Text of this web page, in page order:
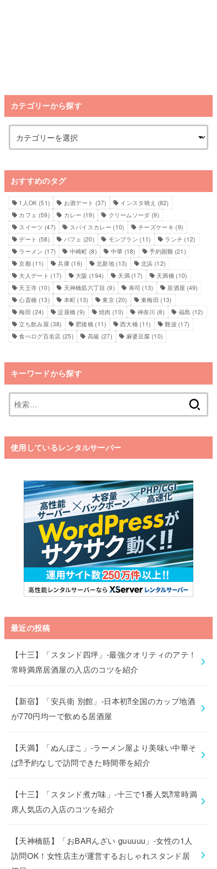
カテゴリーから探す
おすすめのタグ
1人OK (51) お酒デート (37) インスタ映え (82)
カフェ (59) カレー (19) クリームソーダ (9)
スイーツ (47) スパイスカレー (10) チーズケーキ (9)
デート (58) パフェ (20) モンブラン (11) ランチ (12)
ラーメン (17) 中崎町 (8) 中華 (18) 予約困難 (21)
京都 (11) 兵庫(16) 北新地(13) 北浜 (12)
大人デート (17) 大阪 (194) 天満(17) 天満橋(10)
天王寺 (10) 天神橋筋六丁目 (9) 寿司 (13) 居酒屋 (49)
心斎橋 (13) 本町 (13) 東京(20) 東梅田 (13)
梅田 (24) 淀屋橋 (9) 焼肉 (10) 神奈川 (8) 福島 (12)
立ち飲み屋 (38) 肥後橋 (11) 西大橋 (11) 難波 (17)
食べログ百名店 (25) 高級 (27) 麻婆豆腐 (10)
キーワードから探す
索:
使用しているレンタルサーバー
最近の投稿
【十三】「スタンド四坪」-最強クオリティのアテ！
常時満席居酒屋の入店のコツを紹介
【新宿】「安兵衛 別館」-日本初⁈全国のカップ地酒
が770円均一で飲める居酒屋
【天満】「ぬんぽこ」-ラーメン屋より美味い中華そ
ば⁈予約なしで訪問できた時間帯を紹介
【十三】「スタンド煮ガ味」-十三で1番人気⁈常時満
席人気店の入店のコツを紹介
【天神橋筋】「おBARんざい guuuuu」-女性の1人
訪問OK！女性店主が運営するおしゃれスタンド居